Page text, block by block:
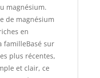
magnésium.
de magnésium
en
familleBasé sur
plus récentes,
et clair, ce